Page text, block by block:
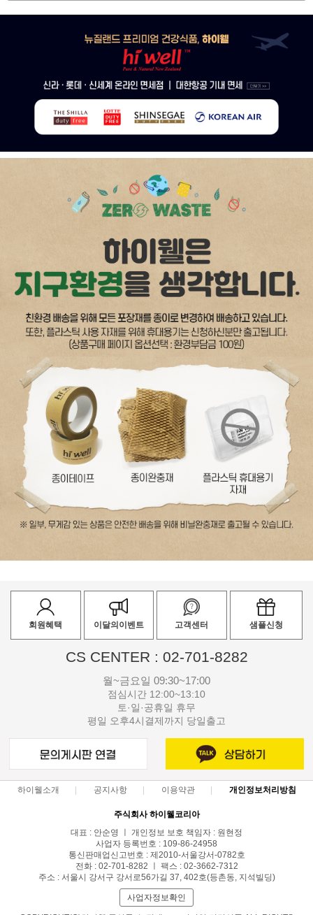
회원혜택 이달의이벤트 고객센터 샘플신청
CS CENTER : 02-701-8282
월~금요일 09:30~17:00
점심시간 12:00~13:10
토·일·공휴일 휴무
평일 오후4시결제까지 당일출고
하이웰소개 공지사항 이용약관 개인정보처리방침
주식회사 하이웰코리아
대표 : 안순영 ㅣ 개인정보 보호 책임자 : 원현정
사업자 등록번호 : 109-86-24958
통신판매업신고번호 : 제2010-서울강서-0782호
전화 : 02-701-8282 ㅣ 팩스 : 02-3662-7312
주소 : 서울시 강서구 강서로56가길 37, 402호(등촌동, 지석빌딩)
사업자정보확인